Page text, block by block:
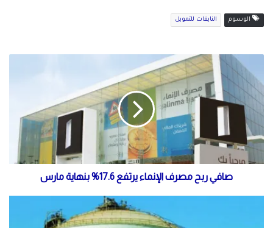
الوسوم النايفات للتمويل
صافي ربح مصرف الإنماء يرتفع 17.6% بنهاية مارس